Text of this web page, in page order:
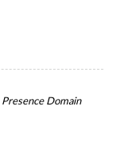
Presence Domain